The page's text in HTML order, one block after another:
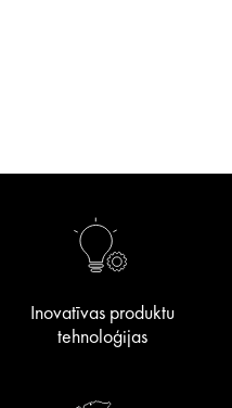
Inovatīvas produktu
tehnoloģijas